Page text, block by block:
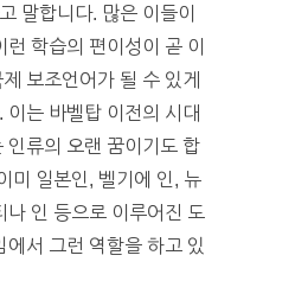
말합니다. 많은 이들이
학습의 편이성이 곧 이
보조언어가 될 수 있게
이는 바벨탑 이전의 시대
인류의 오랜 꿈이기도 합
미 일본인, 벨기에 인, 뉴
나 인 등으로 이루어진 도
에서 그런 역할을 하고 있